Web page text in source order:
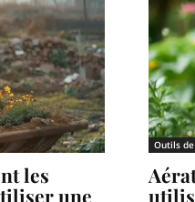
les
une
Outils